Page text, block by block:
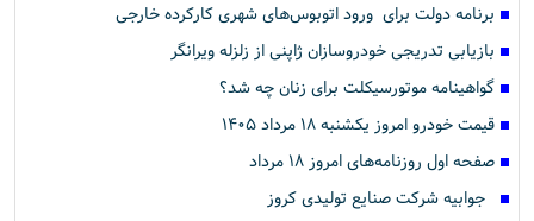
برنامه دولت برای ورود اتوبوس‌های شهری کارکرده خارجی
بازیابی تدریجی خودروسازان ژاپنی از زلزله ویرانگر
گواهینامه موتورسیکلت برای زنان چه شد؟
قیمت خودرو امروز یکشنبه ۱۸ مرداد ۱۴۰۵
صفحه اول روزنامه‌های امروز ۱۸ مرداد
جوابیه شرکت صنایع تولیدی کروز